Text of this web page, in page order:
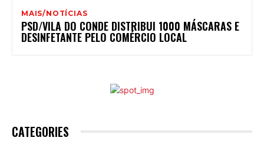
MAIS/NOTÍCIAS
PSD/VILA DO CONDE DISTRIBUI 1000 MÁSCARAS E
DESINFETANTE PELO COMÉRCIO LOCAL
CATEGORIES